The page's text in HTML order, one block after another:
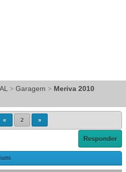
> Garagem > Meriva 2010
« 2 »
Responder